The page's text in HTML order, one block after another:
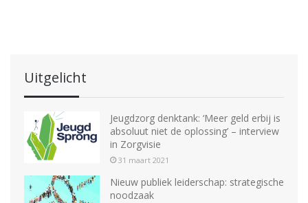
Uitgelicht
Jeugdzorg denktank: ‘Meer geld erbij is
absoluut niet de oplossing’ – interview
in Zorgvisie
31 maart 2021
Nieuw publiek leiderschap: strategische
noodzaak